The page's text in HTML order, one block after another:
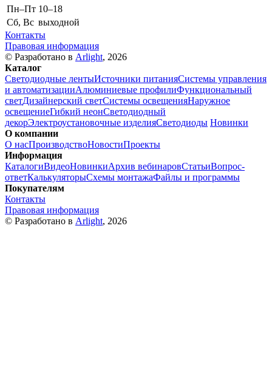
Пн–Пт 10–18
Сб, Вс выходной
Контакты
Правовая информация
© Разработано в Arlight, 2026
Каталог
Светодиодные лентыИсточники питанияСистемы управления
и автоматизацииАлюминиевые профилиФункциональный
светДизайнерский светСистемы освещенияНаружное
освещениеГибкий неонСветодиодный
декорЭлектроустановочные изделияСветодиоды Новинки
О компании
О насПроизводствоНовостиПроекты
Информация
КаталогиВидеоНовинкиАрхив вебинаровСтатьиВопрос-
ответКалькуляторыСхемы монтажаФайлы и программы
Покупателям
Контакты
Правовая информация
© Разработано в Arlight, 2026